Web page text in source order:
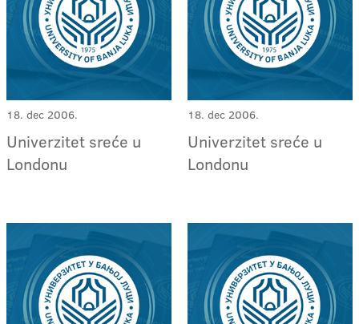
18. dec 2006.
Univerzitet sreće u
Londonu
18. dec 2006.
Univerzitet sreće u
Londonu